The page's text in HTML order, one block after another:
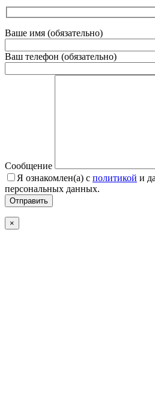
Ваше имя (обязательно)
Ваш телефон (обязательно)
Сообщение
Я ознакомлен(а) с политикой и
персональных данных.
Отправить
×